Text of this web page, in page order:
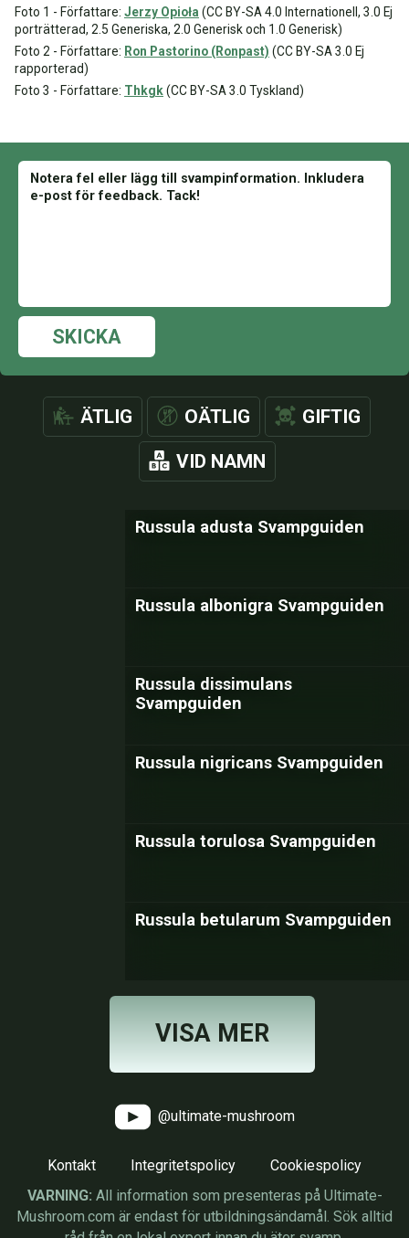
Foto 1 - Författare: Jerzy Opioła (CC BY-SA 4.0 Internationell, 3.0 Ej
porträtterad, 2.5 Generiska, 2.0 Generisk och 1.0 Generisk)
Foto 2 - Författare: Ron Pastorino (Ronpast) (CC BY-SA 3.0 Ej
rapporterad)
Foto 3 - Författare: Thkgk(CC BY-SA 3.0 Tyskland)
SKICKA
ÄTLIG OÄTLIG GIFTIG
VID NAMN
Russula adusta Svampguiden
Russula albonigra Svampguiden
Russula dissimulans
Svampguiden
Russula nigricans Svampguiden
Russula torulosa Svampguiden
Russula betularum Svampguiden
VISA MER
@ultimate-mushroom
Kontakt Integritetspolicy
Cookiespolicy
VARNING: All information som presenteras på Ultimate-
Mushroom.com är endast för utbildningsändamål. Sök alltid